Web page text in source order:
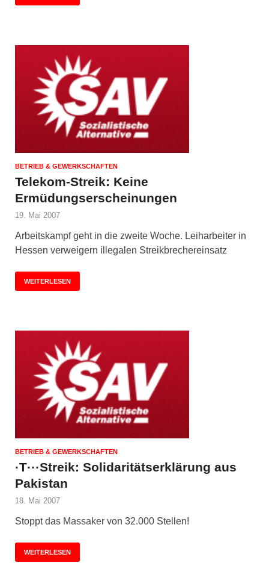
BETRIEB & GEWERKSCHAFTEN
Telekom-Streik: Keine
Ermüdungserscheinungen
19. Mai 2007
Arbeitskampf geht in die zweite Woche. Leiharbeiter in
Hessen verweigern illegalen Streikbrechereinsatz
WEITERLESEN
BETRIEB & GEWERKSCHAFTEN
·T···Streik: Solidaritätserklärung aus
Pakistan
18. Mai 2007
Stoppt das Massaker von 32.000 Stellen!
WEITERLESEN